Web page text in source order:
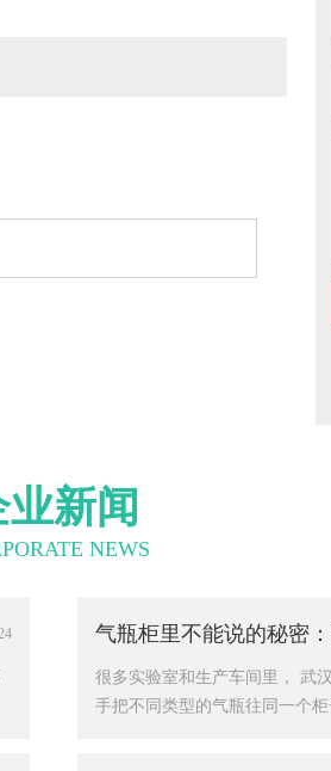
新闻
NEWS
气瓶柜里不能说的秘密
很多实验室和生产车间里， 武
手把不同类型的气瓶往同一个